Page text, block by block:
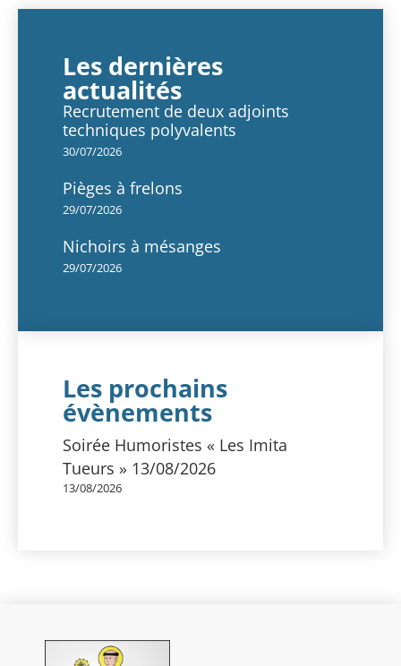
Les dernières
actualités
Recrutement de deux adjoints
techniques polyvalents
30/07/2026
Pièges à frelons
29/07/2026
Nichoirs à mésanges
29/07/2026
Les prochains
évènements
Soirée Humoristes « Les Imita
Tueurs » 13/08/2026
13/08/2026